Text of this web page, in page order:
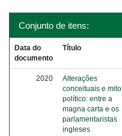
Conjunto de itens:
Data do
documento
Título
2020
Alterações
conceituais e mito
político: entre a
magna carta e os
parlamentaristas
ingleses